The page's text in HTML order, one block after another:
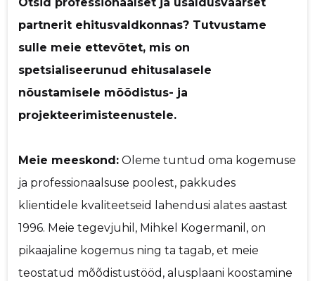
partnerit ehitusvaldkonnas? Tutvustame
sulle meie ettevõtet, mis on
spetsialiseerunud ehitusalasele
nõustamisele mõõdistus- ja
projekteerimisteenustele.
Meie meeskond: Oleme tuntud oma kogemuse
ja professionaalsuse poolest, pakkudes
klientidele kvaliteetseid lahendusi alates aastast
1996. Meie tegevjuhil, Mihkel Kogermanil, on
pikaajaline kogemus ning ta tagab, et meie
teostatud mõõdistustööd, alusplaani koostamine
Sinu nimi
Sinu kommentaar